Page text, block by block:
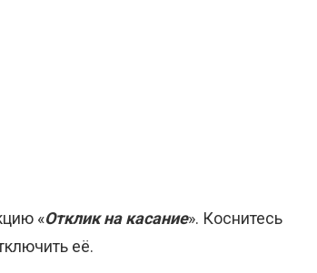
«Отклик на касание». Коснитесь
её.